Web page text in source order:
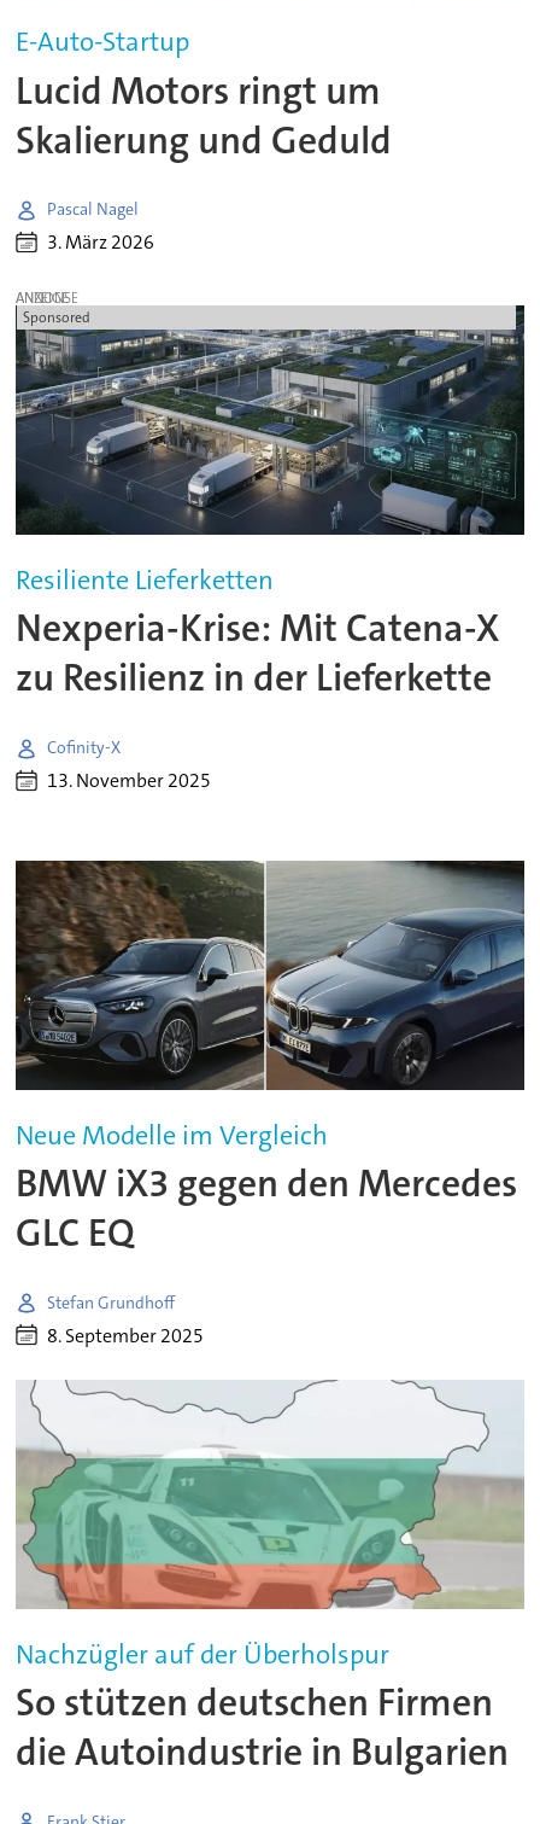
E-Auto-Startup
Lucid Motors ringt um
Skalierung und Geduld
Pascal Nagel
3. März 2026
ANZEIGE
Sponsored
Resiliente Lieferketten
Nexperia-Krise: Mit Catena-X
zu Resilienz in der Lieferkette
Cofinity-X
13. November 2025
Neue Modelle im Vergleich
BMW iX3 gegen den Mercedes
GLC EQ
Stefan Grundhoff
8. September 2025
Nachzügler auf der Überholspur
So stützen deutschen Firmen
die Autoindustrie in Bulgarien